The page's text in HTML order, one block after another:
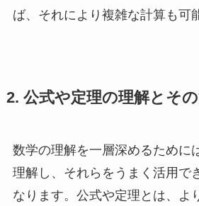
ば、それにより複雑な計算も可
2. 公式や定理の理解とその
数学の理解を一層深めるために
理解し、それらをうまく活用で
なります。公式や定理とは、よ